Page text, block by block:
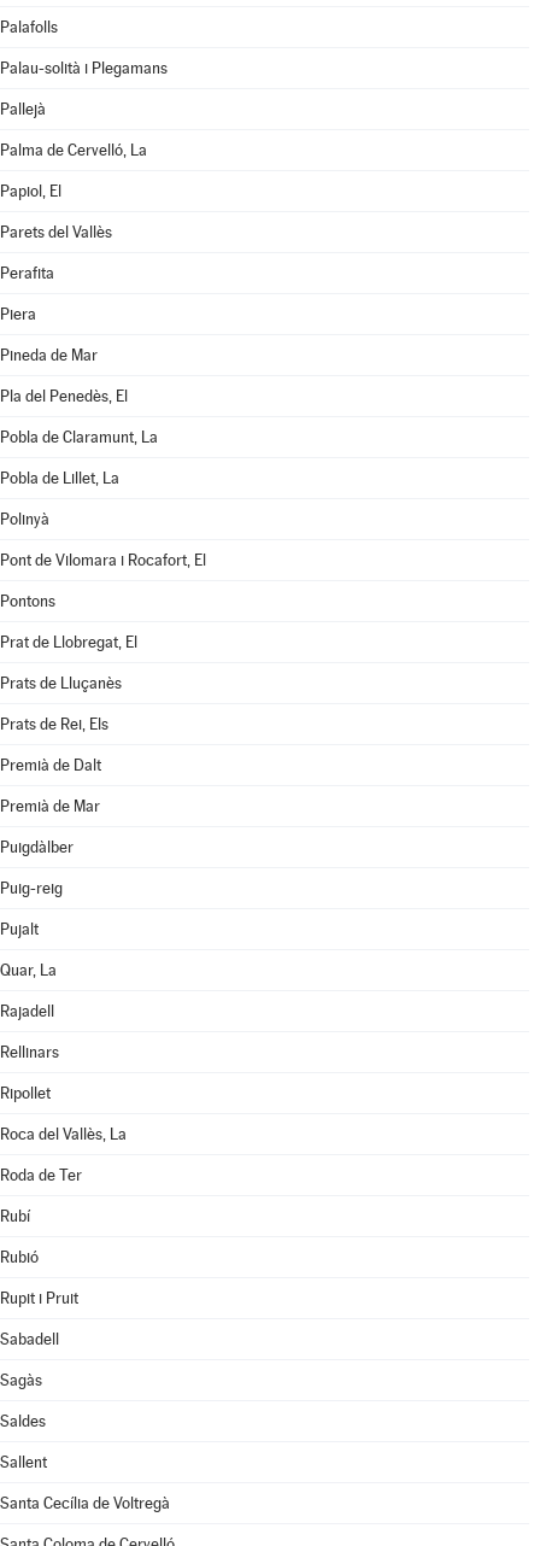
Palafolls
Palau-solità i Plegamans
Pallejà
Palma de Cervelló, La
Papiol, El
Parets del Vallès
Perafita
Piera
Pineda de Mar
Pla del Penedès, El
Pobla de Claramunt, La
Pobla de Lillet, La
Polinyà
Pont de Vilomara i Rocafort, El
Pontons
Prat de Llobregat, El
Prats de Lluçanès
Prats de Rei, Els
Premià de Dalt
Premià de Mar
Puigdàlber
Puig-reig
Pujalt
Quar, La
Rajadell
Rellinars
Ripollet
Roca del Vallès, La
Roda de Ter
Rubí
Rubió
Rupit i Pruit
Sabadell
Sagàs
Saldes
Sallent
Santa Cecília de Voltregà